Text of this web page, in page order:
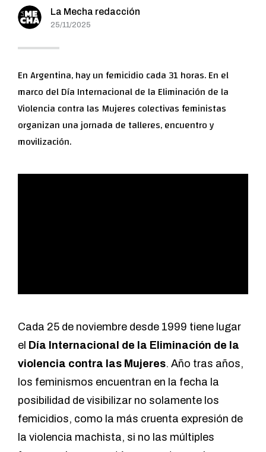
La Mecha redacción
25/11/2025
En Argentina, hay un femicidio cada 31 horas. En el
marco del Día Internacional de la Eliminación de la
Violencia contra las Mujeres colectivas feministas
organizan una jornada de talleres, encuentro y
movilización.
Cada 25 de noviembre desde 1999 tiene lugar
el Día Internacional de la Eliminación de la
violencia contra las Mujeres. Año tras años,
los feminismos encuentran en la fecha la
posibilidad de visibilizar no solamente los
femicidios, como la más cruenta expresión de
la violencia machista, si no las múltiples